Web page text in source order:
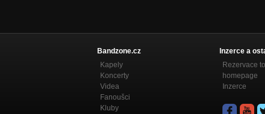
Bandzone.cz
Kapely
Koncerty
Videa
Fanoušci
Kluby
Inzerce a
Rezervace
homepage
Inzerce